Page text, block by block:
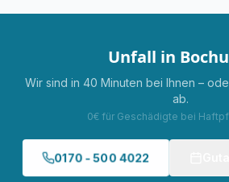
Unfall in
Wir sind in 40 Minuten bei Ihnen –
ab.
0€ für Geschädigte bei
0170 - 500 4022